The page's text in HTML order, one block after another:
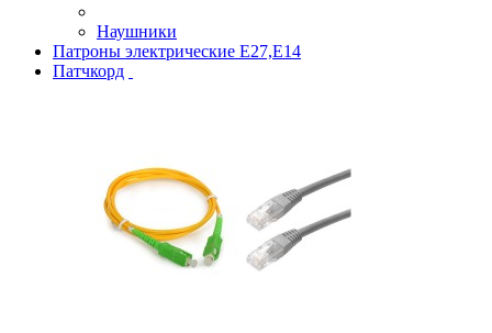
Наушники
Патроны электрические Е27,Е14
Патчкорд